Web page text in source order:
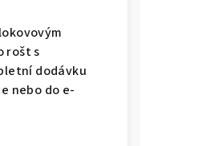
rošt s
dodávku
nebo do e-